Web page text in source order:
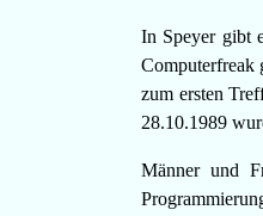
In Speyer gibt
Computerfreak
zum ersten
28.10.1989
Männer und